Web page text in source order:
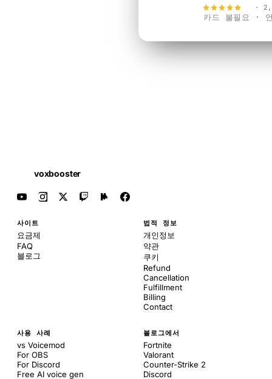
·
카드 불필요 ·
voxbooster
사이트
요금제
FAQ
블로그
법적 정보
개인정보
약관
쿠키
Refund
Cancellation
Fulfillment
Billing
Contact
사용 사례
vs Voicemod
For OBS
For Discord
Free AI voice gen
블로그에서
Fortnite
Valorant
Counter-Strike 2
Discord